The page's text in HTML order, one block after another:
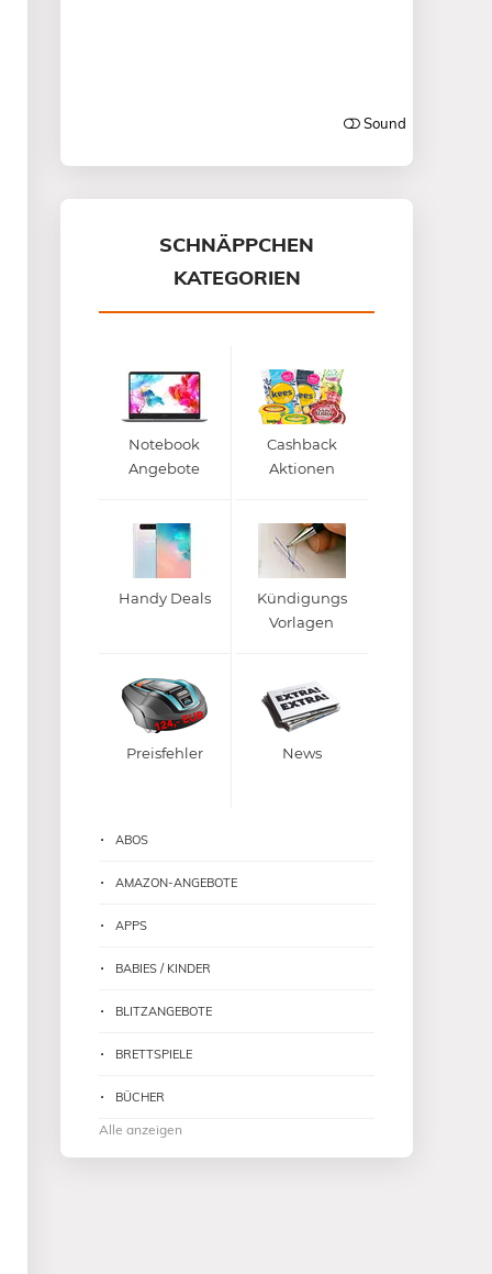
SCHNÄPPCHEN
KATEGORIEN
Notebook
Angebote
Cashback
Aktionen
Handy Deals
Kündigungs
Vorlagen
Preisfehler News
ABOS
AMAZON-ANGEBOTE
APPS
BABIES / KINDER
BLITZANGEBOTE
BRETTSPIELE
BÜCHER
Alle anzeigen